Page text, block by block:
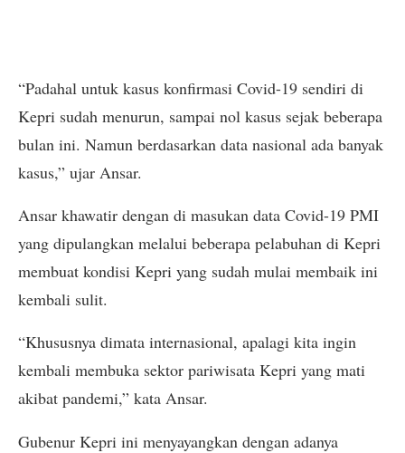
“Padahal untuk kasus konfirmasi Covid-19 sendiri di
Kepri sudah menurun, sampai nol kasus sejak beberapa
bulan ini. Namun berdasarkan data nasional ada banyak
kasus,” ujar Ansar.
Ansar khawatir dengan di masukan data Covid-19 PMI
yang dipulangkan melalui beberapa pelabuhan di Kepri
membuat kondisi Kepri yang sudah mulai membaik ini
kembali sulit.
“Khususnya dimata internasional, apalagi kita ingin
kembali membuka sektor pariwisata Kepri yang mati
akibat pandemi,” kata Ansar.
Gubenur Kepri ini menyayangkan dengan adanya